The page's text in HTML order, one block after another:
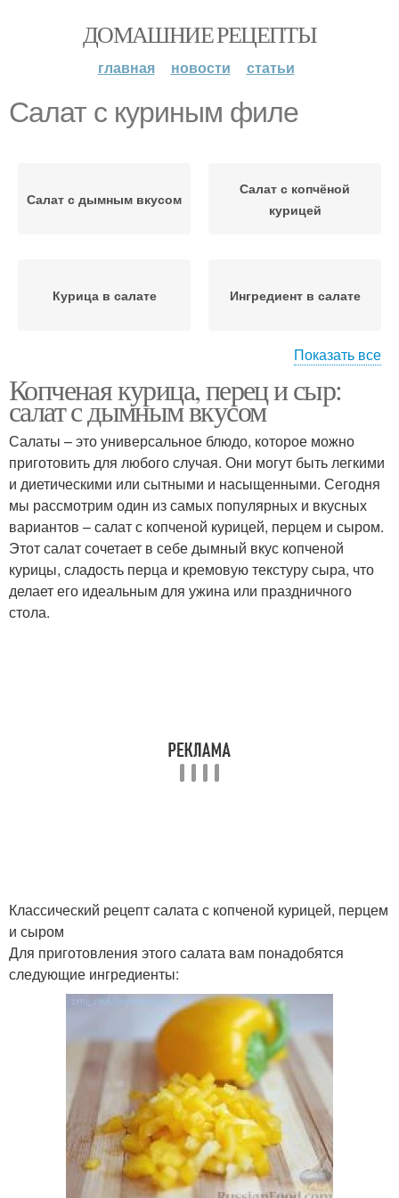
ДОМАШНИЕ РЕЦЕПТЫ
главная новости статьи
Салат с куриным филе
Салат с дымным вкусом
Салат с копчёной
курицей
Курица в салате Ингредиент в салате
Курица для салата Салат с курицей
Салат с ананасами Салат с сыром
Майонез для салатов Песто для салатов
Филе на гриле
Куриный крем-суп
Паштет из куриного
филе
Филе с сыром
Запеканка с куриным
филе
Показать все
Копченая курица, перец и сыр:
салат с дымным вкусом
Салаты – это универсальное блюдо, которое можно
приготовить для любого случая. Они могут быть легкими
и диетическими или сытными и насыщенными. Сегодня
мы рассмотрим один из самых популярных и вкусных
вариантов – салат с копченой курицей, перцем и сыром.
Этот салат сочетает в себе дымный вкус копченой
курицы, сладость перца и кремовую текстуру сыра, что
делает его идеальным для ужина или праздничного
стола.
Классический рецепт салата с копченой курицей, перцем
и сыром
Для приготовления этого салата вам понадобятся
следующие ингредиенты: